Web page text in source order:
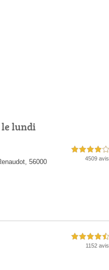
le lundi
56000
4,0 étoiles sur 5
4509 avis
4,5 étoiles sur 5
1152 avis